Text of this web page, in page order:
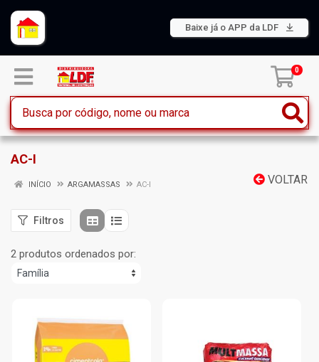
Baixe já o APP da LDF
0
AC-I
VOLTAR
INÍCIO ARGAMASSAS AC-I
Filtros
2 produtos ordenados por: